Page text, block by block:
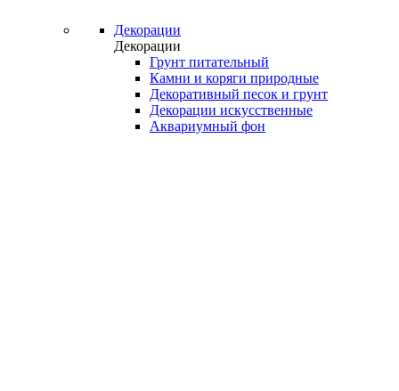
Декорации
Декорации
Грунт питательный
Камни и коряги природные
Декоративный песок и грунт
Декорации искусственные
Аквариумный фон